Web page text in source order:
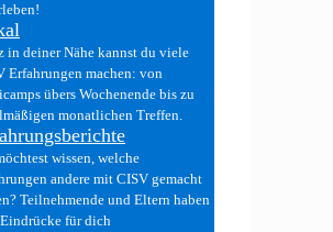
in deiner Nähe kannst du viele
Erfahrungen machen: von
übers Wochenende bis zu
monatlichen Treffen.
wissen, welche
andere mit CISV gemacht
Teilnehmende und Eltern haben
für dich